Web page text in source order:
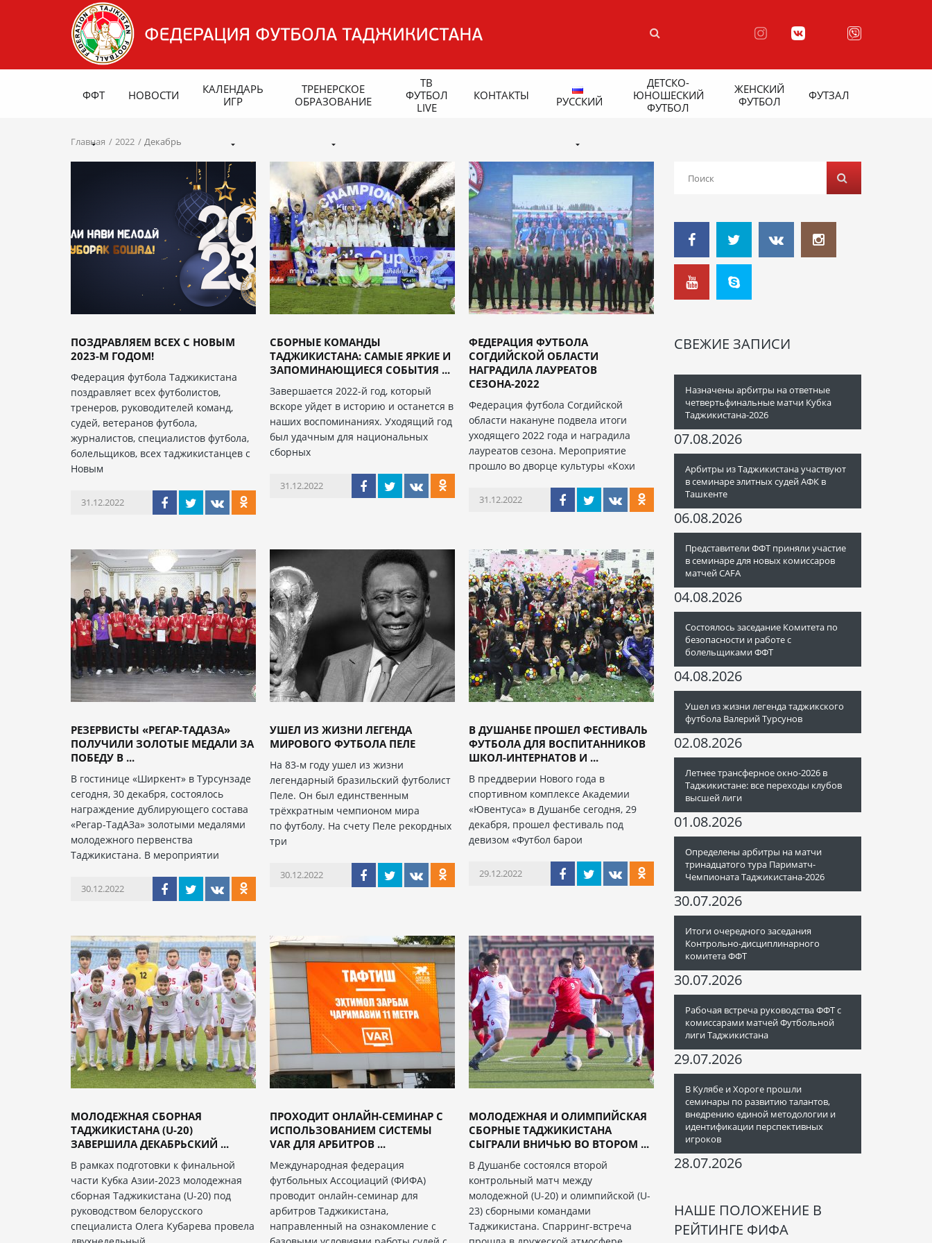
ФФТ НОВОСТИ
КАЛЕНДАРЬ
ИГР
ТРЕНЕРСКОЕ
ОБРАЗОВАНИЕ
ТВ
ФУТБОЛ
LIVE
КОНТАКТЫ РУССКИЙ
ДЕТСКО-
ЮНОШЕСКИЙ
ФУТБОЛ
ЖЕНСКИЙ
ФУТБОЛ
ФУТЗАЛ
Главная 2022 Декабрь
ПОЗДРАВЛЯЕМ ВСЕХ С НОВЫМ
2023-М ГОДОМ!
Федерация футбола Таджикистана
поздравляет всех футболистов,
тренеров, руководителей команд,
судей, ветеранов футбола,
журналистов, специалистов футбола,
болельщиков, всех таджикистанцев с
Новым
31.12.2022
СБОРНЫЕ КОМАНДЫ
ТАДЖИКИСТАНА: САМЫЕ ЯРКИЕ И
ЗАПОМИНАЮЩИЕСЯ СОБЫТИЯ ...
Завершается 2022-й год, который
вскоре уйдет в историю и останется в
наших воспоминаниях. Уходящий год
был удачным для национальных
сборных
31.12.2022
ФЕДЕРАЦИЯ ФУТБОЛА
СОГДИЙСКОЙ ОБЛАСТИ
НАГРАДИЛА ЛАУРЕАТОВ
СЕЗОНА-2022
Федерация футбола Согдийской
области накануне подвела итоги
уходящего 2022 года и наградила
лауреатов сезона. Мероприятие
прошло во дворце культуры «Кохи
31.12.2022
РЕЗЕРВИСТЫ «РЕГАР-ТАДАЗА»
ПОЛУЧИЛИ ЗОЛОТЫЕ МЕДАЛИ ЗА
ПОБЕДУ В ...
В гостинице «Ширкент» в Турсунзаде
сегодня, 30 декабря, состоялось
награждение дублирующего состава
«Регар-ТадАЗа» золотыми медалями
молодежного первенства
Таджикистана. В мероприятии
30.12.2022
УШЕЛ ИЗ ЖИЗНИ ЛЕГЕНДА
МИРОВОГО ФУТБОЛА ПЕЛЕ
На 83-м году ушел из жизни
легендарный бразильский футболист
Пеле. Он был единственным
трёхкратным чемпионом мира
по футболу. На счету Пеле рекордных
три
30.12.2022
В ДУШАНБЕ ПРОШЕЛ ФЕСТИВАЛЬ
ФУТБОЛА ДЛЯ ВОСПИТАННИКОВ
ШКОЛ-ИНТЕРНАТОВ И ...
В преддверии Нового года в
спортивном комплексе Академии
«Ювентуса» в Душанбе сегодня, 29
декабря, прошел фестиваль под
девизом «Футбол барои
29.12.2022
МОЛОДЕЖНАЯ СБОРНАЯ
ТАДЖИКИСТАНА (U-20)
ЗАВЕРШИЛА ДЕКАБРЬСКИЙ ...
В рамках подготовки к финальной
части Кубка Азии-2023 молодежная
сборная Таджикистана (U-20) под
руководством белорусского
специалиста Олега Кубарева провела
ПРОХОДИТ ОНЛАЙН-СЕМИНАР С
ИСПОЛЬЗОВАНИЕМ СИСТЕМЫ
VAR ДЛЯ АРБИТРОВ ...
Международная федерация
футбольных Ассоциаций (ФИФА)
проводит онлайн-семинар для
арбитров Таджикистана,
направленный на ознакомление с
МОЛОДЕЖНАЯ И ОЛИМПИЙСКАЯ
СБОРНЫЕ ТАДЖИКИСТАНА
СЫГРАЛИ ВНИЧЬЮ ВО ВТОРОМ ...
В Душанбе состоялся второй
контрольный матч между
молодежной (U-20) и олимпийской (U-
23) сборными командами
Таджикистана. Cпарринг-встреча
СВЕЖИЕ ЗАПИСИ
Назначены арбитры на ответные
четвертьфинальные матчи Кубка
Таджикистана-2026
07.08.2026
Арбитры из Таджикистана участвуют
в семинаре элитных судей АФК в
Ташкенте
06.08.2026
Представители ФФТ приняли участие
в семинаре для новых комиссаров
матчей CAFA
04.08.2026
Состоялось заседание Комитета по
безопасности и работе с
болельщиками ФФТ
04.08.2026
Ушел из жизни легенда таджикского
футбола Валерий Турсунов
02.08.2026
Летнее трансферное окно-2026 в
Таджикистане: все переходы клубов
высшей лиги
01.08.2026
Определены арбитры на матчи
тринадцатого тура Париматч-
Чемпионата Таджикистана-2026
30.07.2026
Итоги очередного заседания
Контрольно-дисциплинарного
комитета ФФТ
30.07.2026
Рабочая встреча руководства ФФТ с
комиссарами матчей Футбольной
лиги Таджикистана
29.07.2026
В Кулябе и Хороге прошли
семинары по развитию талантов,
внедрению единой методологии и
идентификации перспективных
игроков
28.07.2026
НАШЕ ПОЛОЖЕНИЕ В
РЕЙТИНГЕ ФИФА